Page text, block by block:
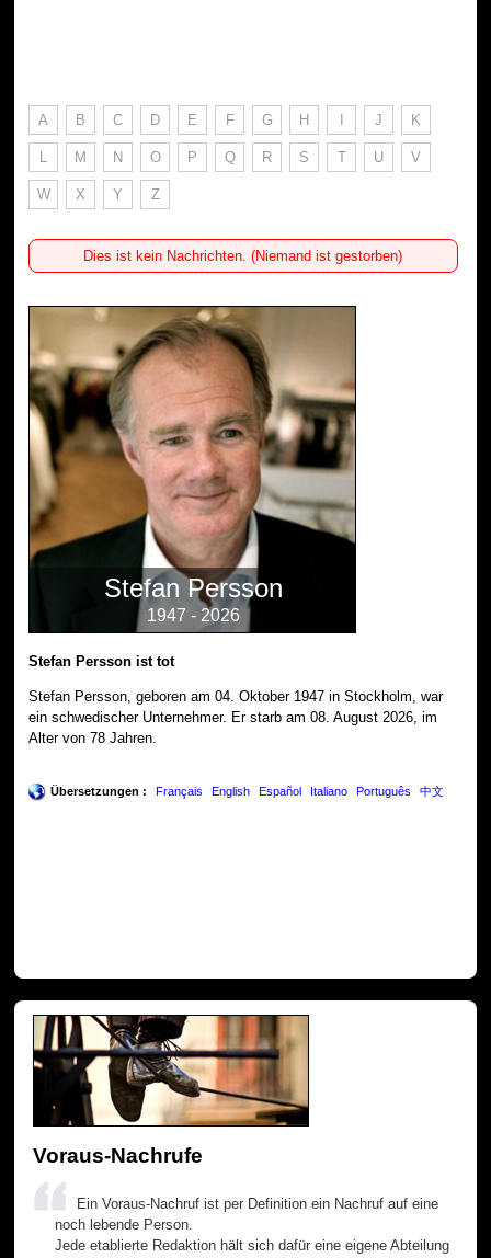
A B C D E F G H I J K
L M N O P Q R S T U V
W X Y Z
Dies ist kein Nachrichten. (Niemand ist gestorben)
Stefan Persson
1947 - 2026
Stefan Persson ist tot
Stefan Persson, geboren am 04. Oktober 1947 in Stockholm, war
ein schwedischer Unternehmer. Er starb am 08. August 2026, im
Alter von 78 Jahren.
Übersetzungen : Français English Español Italiano Português 中文
Voraus-Nachrufe
Ein Voraus-Nachruf ist per Definition ein Nachruf auf eine
noch lebende Person.
Jede etablierte Redaktion hält sich dafür eine eigene Abteilung